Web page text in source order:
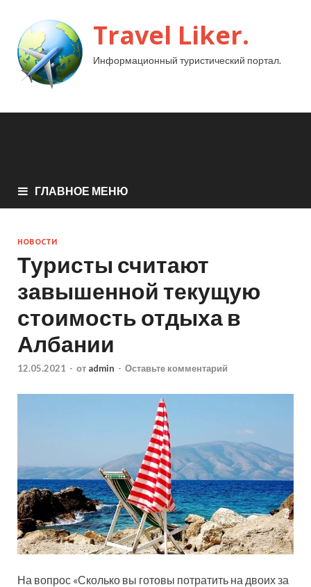
Travel Liker.
Информационный туристический портал.
ГЛАВНОЕ МЕНЮ
НОВОСТИ
Туристы считают
завышенной текущую
стоимость отдыха в
Албании
12.05.2021 - от admin - Оставьте комментарий
На вопрос «Сколько вы готовы потратить на двоих за